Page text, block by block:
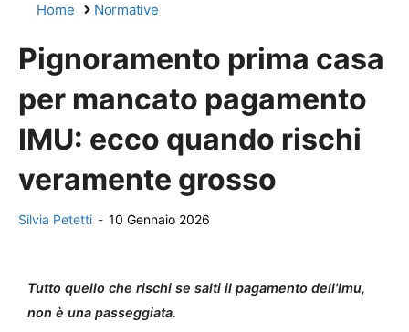
Home Normative
Pignoramento prima casa
per mancato pagamento
IMU: ecco quando rischi
veramente grosso
Silvia Petetti - 10 Gennaio 2026
Tutto quello che rischi se salti il pagamento dell'Imu,
non è una passeggiata.